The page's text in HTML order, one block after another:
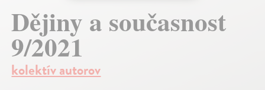
Dějiny a současnost
9/2021
kolektív autorov